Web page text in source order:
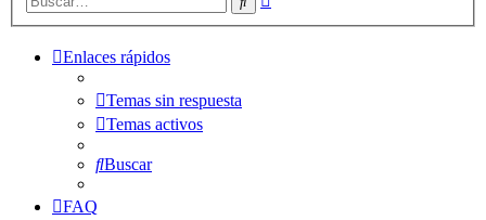
Enlaces rápidos
Temas sin respuesta
Temas activos
Buscar
FAQ